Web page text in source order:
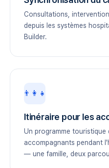
Consultations,
depuis les systèmes
Builder.
👨‍👩‍👧
Itinéraire pour les
Un programme touristique
accompagnants pendant
— une famille, deux